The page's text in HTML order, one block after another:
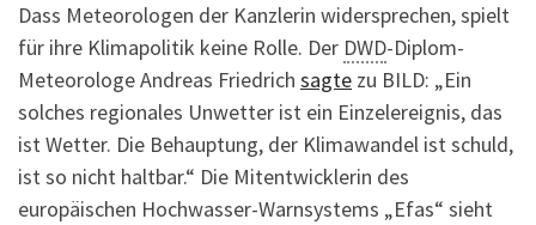
Dass Meteorologen der Kanzlerin widersprechen, spielt
für ihre Klimapolitik keine Rolle. Der DWD-Diplom-
Meteorologe Andreas Friedrich sagte zu BILD: „Ein
solches regionales Unwetter ist ein Einzelereignis, das
ist Wetter. Die Behauptung, der Klimawandel ist schuld,
ist so nicht haltbar.“ Die Mitentwicklerin des
europäischen Hochwasser-Warnsystems „Efas“ sieht